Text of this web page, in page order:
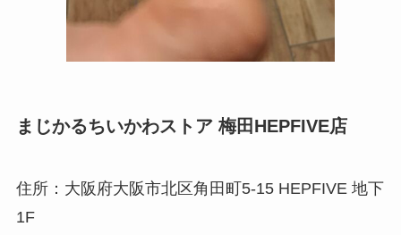
まじかるちいかわストア 梅田HEPFIVE店
住所：大阪府大阪市北区角田町5-15 HEPFIVE 地下
1F